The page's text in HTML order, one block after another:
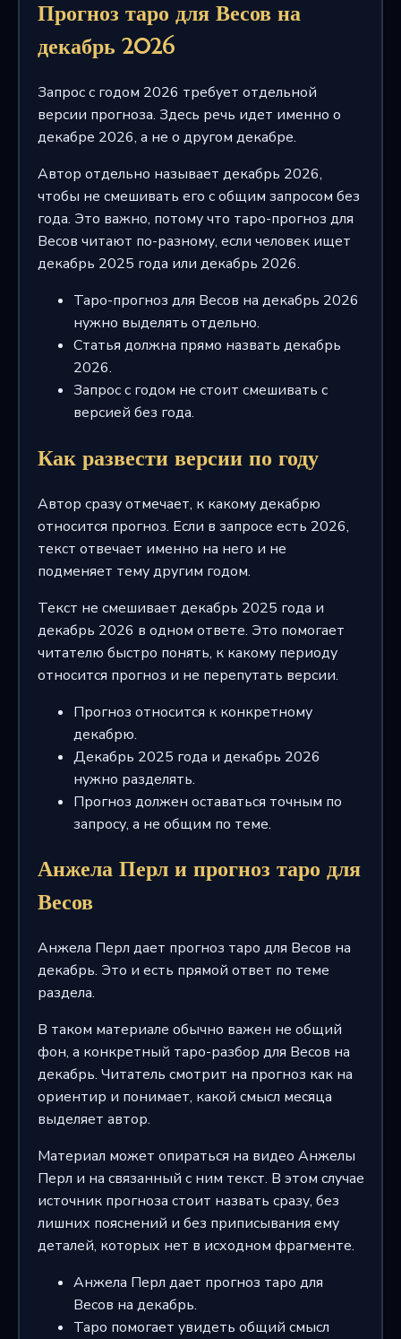
Прогноз таро для Весов на
декабрь 2026
Запрос с годом 2026 требует отдельной
версии прогноза. Здесь речь идет именно о
декабре 2026, а не о другом декабре.
Автор отдельно называет декабрь 2026,
чтобы не смешивать его с общим запросом без
года. Это важно, потому что таро-прогноз для
Весов читают по-разному, если человек ищет
декабрь 2025 года или декабрь 2026.
Таро-прогноз для Весов на декабрь 2026
нужно выделять отдельно.
Статья должна прямо назвать декабрь
2026.
Запрос с годом не стоит смешивать с
версией без года.
Как развести версии по году
Автор сразу отмечает, к какому декабрю
относится прогноз. Если в запросе есть 2026,
текст отвечает именно на него и не
подменяет тему другим годом.
Текст не смешивает декабрь 2025 года и
декабрь 2026 в одном ответе. Это помогает
читателю быстро понять, к какому периоду
относится прогноз и не перепутать версии.
Прогноз относится к конкретному
декабрю.
Декабрь 2025 года и декабрь 2026
нужно разделять.
Прогноз должен оставаться точным по
запросу, а не общим по теме.
Анжела Перл и прогноз таро для
Весов
Анжела Перл дает прогноз таро для Весов на
декабрь. Это и есть прямой ответ по теме
раздела.
В таком материале обычно важен не общий
фон, а конкретный таро-разбор для Весов на
декабрь. Читатель смотрит на прогноз как на
ориентир и понимает, какой смысл месяца
выделяет автор.
Материал может опираться на видео Анжелы
Перл и на связанный с ним текст. В этом случае
источник прогноза стоит назвать сразу, без
лишних пояснений и без приписывания ему
деталей, которых нет в исходном фрагменте.
Анжела Перл дает прогноз таро для
Весов на декабрь.
Таро помогает увидеть общий смысл